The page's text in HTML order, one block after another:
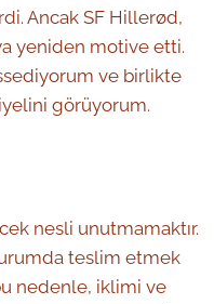
Ancak SF Hillerød,
yeniden motive etti.
ve birlikte
görüyorum.
nesli unutmamaktır.
teslim etmek
nedenle, iklimi ve